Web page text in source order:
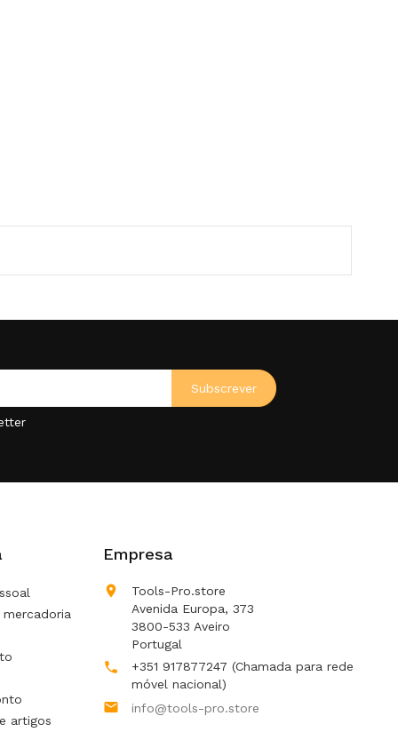
artigos
Empresa

Tools-Pro.store
Avenida Europa, 373
3800-533 Aveiro
Portugal
 +351 917877247 (Chamada para rede
móvel nacional)
 info@tools-pro.store